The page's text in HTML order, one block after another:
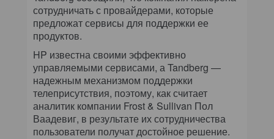
сотрудничать с провайдерами, которые
предложат сервисы для поддержки ее
продуктов.
HP известна своими эффективно
управляемыми сервисами, а Tandberg —
надежным механизмом поддержки
телеприсутствия, поэтому, как считает
аналитик компании Frost & Sullivan Пол
Ваадевиг, в результате их сотрудничества
пользователи получат достойное решение.